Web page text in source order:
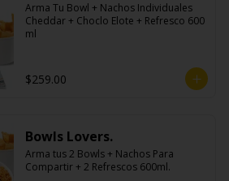
Arma Tu Bowl + Nachos Individuales
Cheddar + Choclo Elote + Refresco 600
ml
$259.00
Bowls Lovers.
Arma tus 2 Bowls + Nachos Para
Compartir + 2 Refrescos 600ml.